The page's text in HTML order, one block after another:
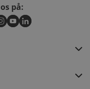
på: